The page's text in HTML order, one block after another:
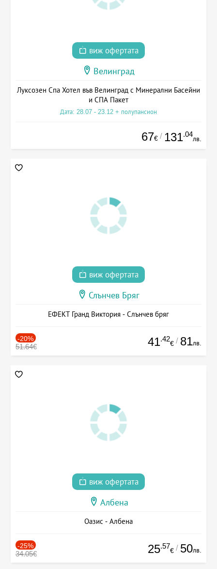
виж офертата
Велинград
Луксозен Спа Хотел във Велинград с Минерални Басейни
и СПА Пакет
Дата: 28.07 - 23.12 + полупансион
67€ / 131.04
лв.
виж офертата
Слънчев Бряг
ЕФЕКТ Гранд Виктория - Слънчев бряг
-20%
51.64€ 41.42
€ / 81лв.
виж офертата
Албена
Оазис - Албена
-25%
34.05€ 25.57
€ / 50лв.